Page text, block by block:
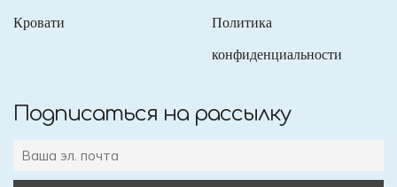
Кровати Политика
конфиденциальности
Подписаться на рассылку